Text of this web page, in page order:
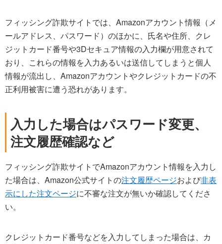
フィッシング詐欺サイトでは、Amazonアカウント情報（メ
ールアドレス、パスワード）のほかに、氏名や住所、クレ
ジットカード番号や3Dセキュア情報の入力欄が用意されて
おり、これらの情報を入力あるいは送信してしまうと個人
情報が流出し、Amazonアカウントやクレジットカードの不
正利用被害に遭う恐れがあります。
入力した場合はパスワード変更、
注文履歴確認など
フィッシング詐欺サイトでAmazonアカウント情報を入力し
た場合は、Amazon公式サイトの注文履歴ページおよび非表
示にした注文ページに不審な注文が無いか確認してくださ
い。
クレジットカード番号などを入力してしまった場合は、カ